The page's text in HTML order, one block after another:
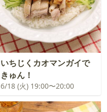
いちじくカオマンガイで
きゅん！
6/18 (火) 19:00〜20:00